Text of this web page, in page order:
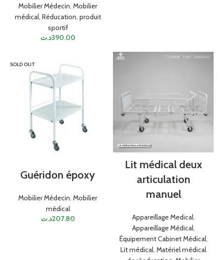
Mobilier Médecin, Mobilier
médical, Réducation, produit
sportif
390.00د.ت
SOLD OUT
Guéridon époxy
Mobilier Médecin, Mobilier
médical
207.80د.ت
Lit médical deux
articulation
manuel
Appareillage Medical,
Appareillage Médical,
Équipement Cabinet Médical,
Lit médical, Matériel médical